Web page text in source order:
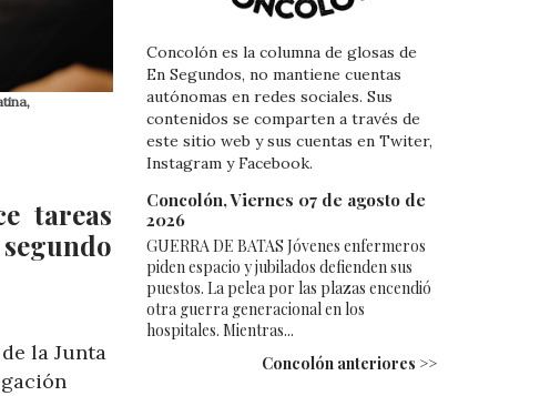
tareas
la Junta
Concolón es la columna de glosas de
En Segundos, no mantiene cuentas
autónomas en redes sociales. Sus
contenidos se comparten a través de
este sitio web y sus cuentas en Twiter,
Instagram y Facebook.
Concolón, Viernes 07 de agosto de
2026
GUERRA DE BATAS Jóvenes enfermeros
piden espacio y jubilados defienden sus
puestos. La pelea por las plazas encendió
otra guerra generacional en los
hospitales. Mientras...
Concolón anteriores >>